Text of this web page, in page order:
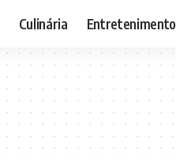
Culinária Entretenimento